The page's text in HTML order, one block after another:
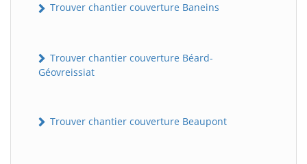
Trouver chantier couverture Baneins
Trouver chantier couverture Béard-
Géovreissiat
Trouver chantier couverture Beaupont